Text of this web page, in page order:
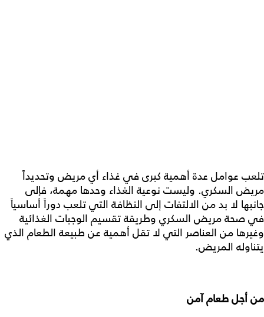
تلعب عوامل عدة أهمية كبرى في غذاء أي مريض وتحديداً
مريض السكري. وليست نوعية الغذاء وحدها مهمة، فإلى
جانبها لا بد من الالتفات إلى النظافة التي تلعب دوراً أساسياً
في صحة مريض السكري وطريقة تقسيم الوجبات الغذائية
وغيرها من العناصر التي لا تقل أهمية عن طبيعة الطعام الذي
يتناوله المريض.
من أجلطعامآمن